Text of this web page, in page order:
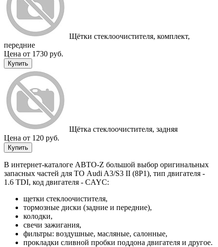
Щётки стеклоочистителя, комплект,
передние
Цена от 1730 руб.
Купить
Щётка стеклоочистителя, задняя
Цена от 120 руб.
Купить
В интернет-каталоге АВТО-Z большой выбор оригинальных
запасных частей для ТО Audi A3/S3 II (8P1), тип двигателя -
1.6 TDI, код двигателя - CAYC:
щетки стеклоочистителя,
тормозные диски (задние и передние),
колодки,
свечи зажигания,
фильтры: воздушные, масляные, салонные,
прокладки сливной пробки поддона двигателя и другое.